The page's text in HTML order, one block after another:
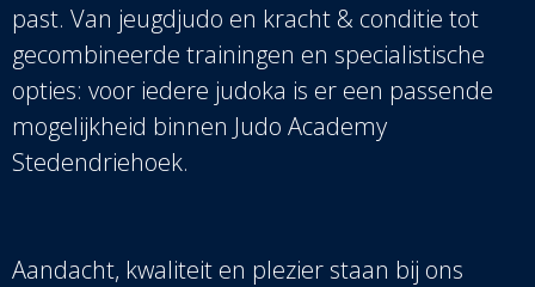
past. Van jeugdjudo en kracht & conditie tot
gecombineerde trainingen en specialistische
opties: voor iedere judoka is er een passende
mogelijkheid binnen Judo Academy
Stedendriehoek.
Aandacht, kwaliteit en plezier staan bij ons